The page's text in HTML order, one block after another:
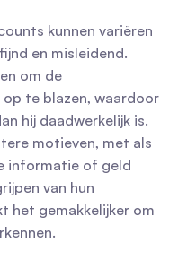
kunnen variëren
en misleidend.
om de
te blazen, waardoor
hij daadwerkelijk is.
motieven, met als
informatie of geld
van hun
het gemakkelijker om